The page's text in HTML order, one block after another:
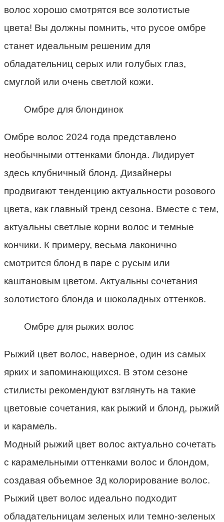
волос хорошо смотрятся все золотистые
цвета! Вы должны помнить, что русое омбре
станет идеальным решеним для
обладательниц серых или голубых глаз,
смуглой или очень светлой кожи.
Омбре для блондинок
Омбре волос 2024 года представлено
необычными оттенками блонда. Лидирует
здесь клубничный блонд. Дизайнеры
продвигают тенденцию актуальности розового
цвета, как главный тренд сезона. Вместе с тем,
актуальны светлые корни волос и темные
кончики. К примеру, весьма лаконично
смотрится блонд в паре с русым или
каштановым цветом. Актуальны сочетания
золотистого блонда и шоколадных оттенков.
Омбре для рыжих волос
Рыжий цвет волос, наверное, один из самых
ярких и запоминающихся. В этом сезоне
стилисты рекомендуют взглянуть на такие
цветовые сочетания, как рыжий и блонд, рыжий
и карамель.
Модный рыжий цвет волос актуально сочетать
с карамельными оттенками волос и блондом,
создавая объемное 3д колорирование волос.
Рыжий цвет волос идеально подходит
обладательницам зеленых или темно-зеленых